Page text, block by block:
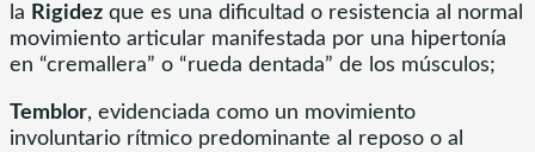
la Rigidez que es una dificultad o resistencia al normal
movimiento articular manifestada por una hipertonía
en “cremallera” o “rueda dentada” de los músculos;
Temblor, evidenciada como un movimiento
involuntario rítmico predominante al reposo o al